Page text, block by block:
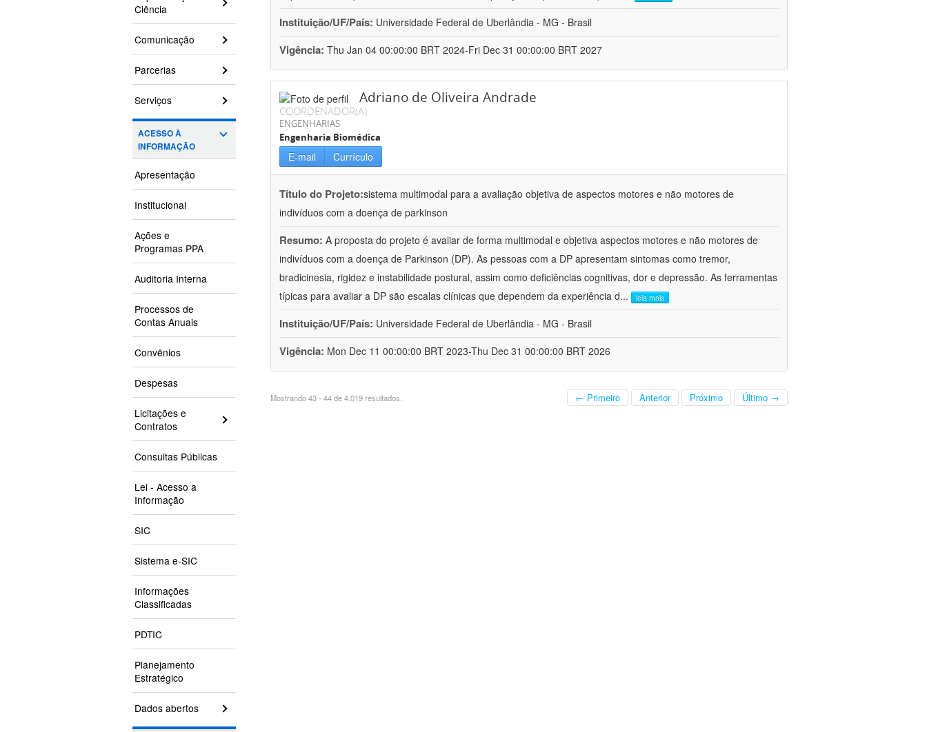
Ciência
Comunicação
Parcerias
Serviços
ACESSO À
INFORMAÇÃO
Apresentação
Institucional
Ações e
Programas PPA
Auditoria Interna
Processos de
Contas Anuais
Convênios
Despesas
Licitações e
Contratos
Consultas Públicas
Lei - Acesso a
Informação
SIC
Sistema e-SIC
Informações
Classificadas
PDTIC
Planejamento
Estratégico
Dados abertos
Instituição/UF/País: Universidade Federal de Uberlândia - MG - Brasil
Vigência: Thu Jan 04 00:00:00 BRT 2024-Fri Dec 31 00:00:00 BRT 2027
Adriano de Oliveira Andrade
COORDENADOR(A)
ENGENHARIAS
Engenharia Biomédica
E-mail Currículo
Título do Projeto:sistema multimodal para a avaliação objetiva de aspectos motores e não motores de
indivíduos com a doença de parkinson
Resumo: A proposta do projeto é avaliar de forma multimodal e objetiva aspectos motores e não motores de
indivíduos com a doença de Parkinson (DP). As pessoas com a DP apresentam sintomas como tremor,
bradicinesia, rigidez e instabilidade postural, assim como deficiências cognitivas, dor e depressão. As ferramentas
típicas para avaliar a DP são escalas clínicas que dependem da experiência d... leia mais
Instituição/UF/País: Universidade Federal de Uberlândia - MG - Brasil
Vigência: Mon Dec 11 00:00:00 BRT 2023-Thu Dec 31 00:00:00 BRT 2026
Mostrando 43 - 44 de 4.019 resultados. ← Primeiro Anterior Próximo Último →